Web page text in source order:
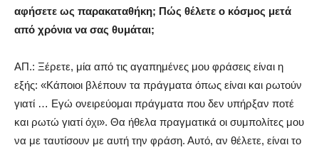
αφήσετε ως παρακαταθήκη; Πώς θέλετε ο κόσμος μετά
από χρόνια να σας θυμάται;
ΑΠ.: Ξέρετε, μία από τις αγαπημένες μου φράσεις είναι η
εξής: «Κάποιοι βλέπουν τα πράγματα όπως είναι και ρωτούν
γιατί … Εγώ ονειρεύομαι πράγματα που δεν υπήρξαν ποτέ
και ρωτώ γιατί όχι». Θα ήθελα πραγματικά οι συμπολίτες μου
να με ταυτίσουν με αυτή την φράση. Αυτό, αν θέλετε, είναι το